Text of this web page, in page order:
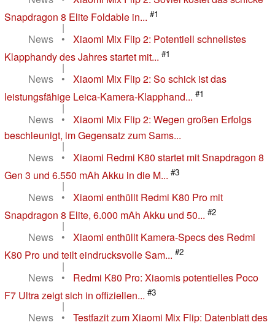
Snapdragon 8 Elite Foldable in... #1
|
News
•
Xiaomi Mix Flip 2: Potentiell schnellstes
Klapphandy des Jahres startet mit... #1
|
News
•
Xiaomi Mix Flip 2: So schick ist das
leistungsfähige Leica-Kamera-Klapphand... #1
|
News
•
Xiaomi Mix Flip 2: Wegen großen Erfolgs
beschleunigt, im Gegensatz zum Sams...
|
News
•
Xiaomi Redmi K80 startet mit Snapdragon 8
Gen 3 und 6.550 mAh Akku in die M... #3
|
News
•
Xiaomi enthüllt Redmi K80 Pro mit
Snapdragon 8 Elite, 6.000 mAh Akku und 50... #2
|
News
•
Xiaomi enthüllt Kamera-Specs des Redmi
K80 Pro und teilt eindrucksvolle Sam... #2
|
News
•
Redmi K80 Pro: Xiaomis potentielles Poco
F7 Ultra zeigt sich in offiziellen... #3
|
News
•
Testfazit zum Xiaomi Mix Flip: Datenblatt des